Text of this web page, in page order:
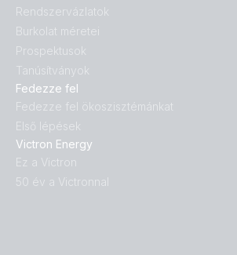
Fedezze fel
Fedezze fel ökoszisztémánkat
Első lépések
Victron Energy
Ez a Victron
50 év a Victronnal
Rendszervázlatok
Burkolat méretei
Prospektusok
Tanúsítványok